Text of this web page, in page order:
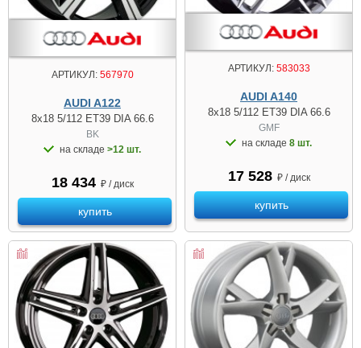
АРТИКУЛ:567970
AUDI A122
8x18 5/112 ET39 DIA 66.6
BK
на складе >12 шт.
18 434 ₽ / диск
купить
АРТИКУЛ:583033
AUDI A140
8x18 5/112 ET39 DIA 66.6
GMF
на складе 8 шт.
17 528 ₽ / диск
купить